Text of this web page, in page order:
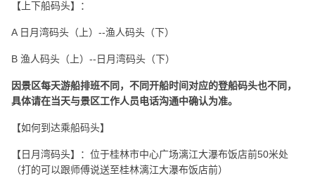
【上下船码头】：
A 日月湾码头（上）--渔人码头（下）
B 渔人码头（上）--日月湾码头（下）
因景区每天游船排班不同，不同开船时间对应的登船码头也不同，
具体请在当天与景区工作人员电话沟通中确认为准。
【如何到达乘船码头】
【日月湾码头】：位于桂林市中心广场漓江大瀑布饭店前50米处
（打的可以跟师傅说送至桂林漓江大瀑布饭店前）